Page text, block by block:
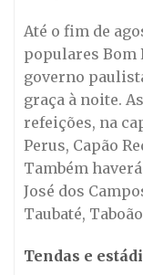
Até o fim de
populares Bom
governo
graça à noite.
refeições, na
Perus, Capão
Também
José dos
Taubaté,
Tendas e